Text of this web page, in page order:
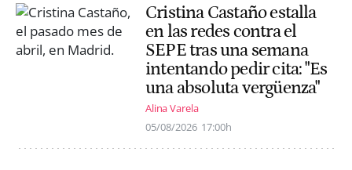
Cristina Castaño estalla
en las redes contra el
SEPE tras una semana
intentando pedir cita: "Es
una absoluta vergüenza"
Alina Varela
05/08/2026 17:00h